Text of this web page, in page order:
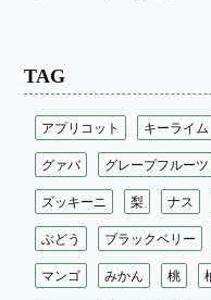
TAG
アプリコット キーライム
グァバ グレープフルーツ
ズッキーニ 梨 ナス
ぶどう ブラックベリー
マンゴ みかん 桃